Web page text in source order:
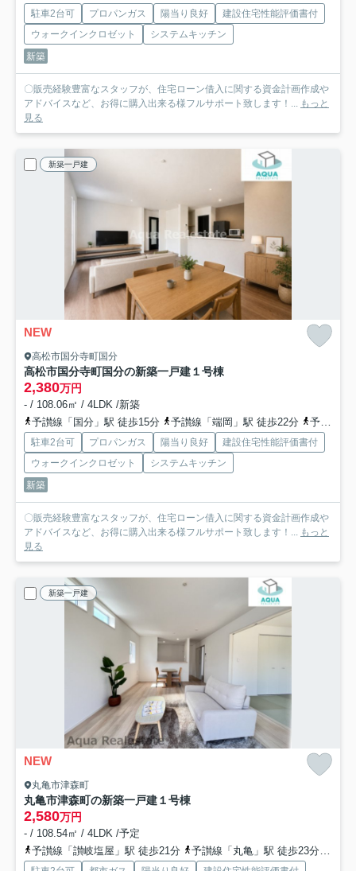
駐車2台可 プロパンガス 陽当り良好
建設住宅性能評価書付
ウォークインクロゼット
システムキッチン
新築
〇販売経験豊富なスタッフが、住宅ローン借入に関する資金計画作成や
アドバイスなど、お得に購入出来る様フルサポート致します！...
もっと
見る
新築一戸建
NEW
高松市国分寺町国分
高松市国分寺町国分の新築一戸建１号棟
2,380万円
- / 108.06㎡ / 4LDK /新築
予讃線「国分」駅 徒歩15分
予讃線「端岡」駅 徒歩22分 予讃線「讃岐府中」駅 徒歩42分
駐車2台可 プロパンガス 陽当り良好
建設住宅性能評価書付
ウォークインクロゼット
システムキッチン
新築
〇販売経験豊富なスタッフが、住宅ローン借入に関する資金計画作成や
アドバイスなど、お得に購入出来る様フルサポート致します！...
もっと
見る
新築一戸建
NEW
丸亀市津森町
丸亀市津森町の新築一戸建１号棟
2,580万円
- / 108.54㎡ / 4LDK /予定
予讃線「讃岐塩屋」駅 徒歩21分
予讃線「丸亀」駅 徒歩23分